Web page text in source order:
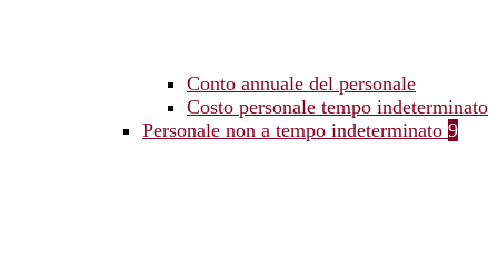
Conto annuale del personale
Costo personale tempo indeterminato
Personale non a tempo indeterminato 9